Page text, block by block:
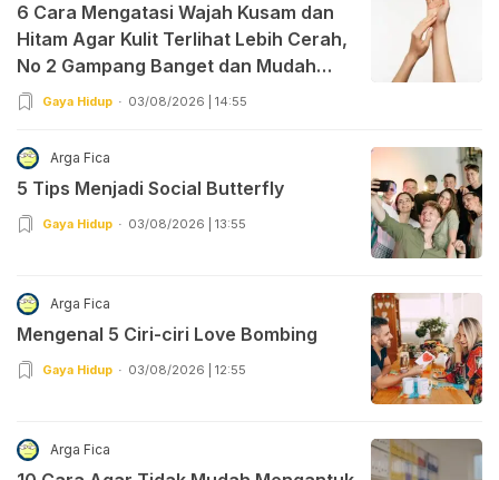
6 Cara Mengatasi Wajah Kusam dan
Hitam Agar Kulit Terlihat Lebih Cerah,
No 2 Gampang Banget dan Mudah
Dipraktekkan!
Gaya Hidup 03/08/2026 | 14:55
Arga Fica
5 Tips Menjadi Social Butterfly
Gaya Hidup 03/08/2026 | 13:55
Arga Fica
Mengenal 5 Ciri-ciri Love Bombing
Gaya Hidup 03/08/2026 | 12:55
Arga Fica